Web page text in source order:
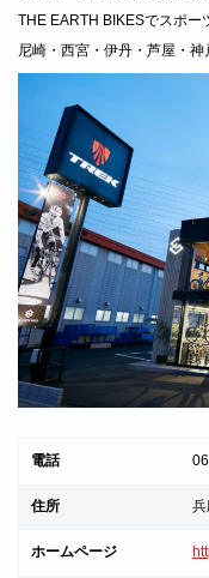
THE EARTH BIKESでスポー
尼崎・西宮・伊丹・芦屋・
電話
住所
ホームページ